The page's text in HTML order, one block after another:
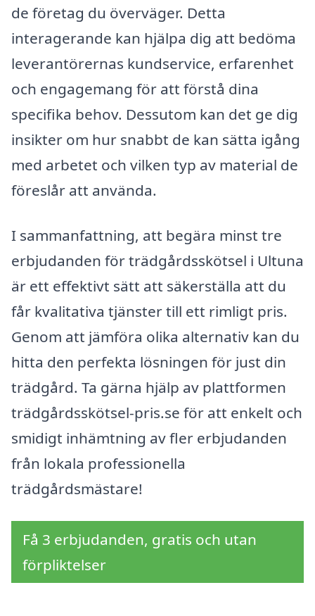
de företag du överväger. Detta
interagerande kan hjälpa dig att bedöma
leverantörernas kundservice, erfarenhet
och engagemang för att förstå dina
specifika behov. Dessutom kan det ge dig
insikter om hur snabbt de kan sätta igång
med arbetet och vilken typ av material de
föreslår att använda.
I sammanfattning, att begära minst tre
erbjudanden för trädgårdsskötsel i Ultuna
är ett effektivt sätt att säkerställa att du
får kvalitativa tjänster till ett rimligt pris.
Genom att jämföra olika alternativ kan du
hitta den perfekta lösningen för just din
trädgård. Ta gärna hjälp av plattformen
trädgårdsskötsel-pris.se för att enkelt och
smidigt inhämtning av fler erbjudanden
från lokala professionella
trädgårdsmästare!
Få 3 erbjudanden, gratis och utan
förpliktelser